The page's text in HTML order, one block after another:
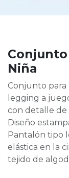
Niña
Conjunto para
legging a
con detalle de
Diseño
Pantalón tipo
elástica en la
tejido de